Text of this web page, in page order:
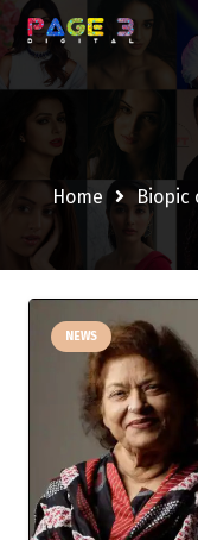
Home Biopic
NEWS